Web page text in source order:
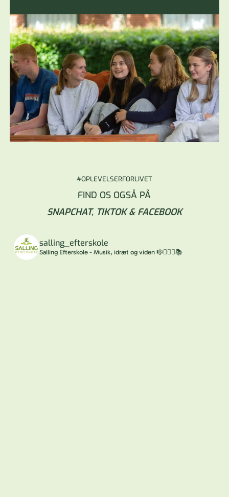
#OPLEVELSERFORLIVET
FIND OS OGSÅ PÅ
SNAPCHAT, TIKTOK& FACEBOOK
salling_efterskole
Salling Efterskole - Musik, idræt og viden 🎼🤸🏼‍♂️📚